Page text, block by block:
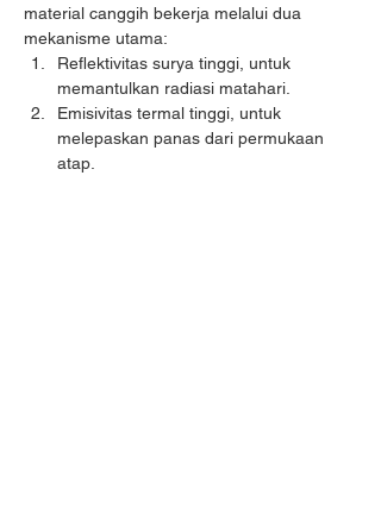
material canggih bekerja melalui dua
mekanisme utama:
Reflektivitas surya tinggi, untuk
memantulkan radiasi matahari.
Emisivitas termal tinggi, untuk
melepaskan panas dari permukaan
atap.